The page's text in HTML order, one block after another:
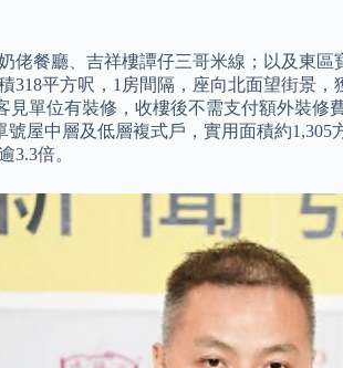
餐廳、吉祥樓譚仔三哥米線；以及東
平方呎，1房間隔，座向北面望街景
單位有裝修，收樓後不需支付額外裝修
屋中層及低層複式戶，實用面積約
3.3倍。